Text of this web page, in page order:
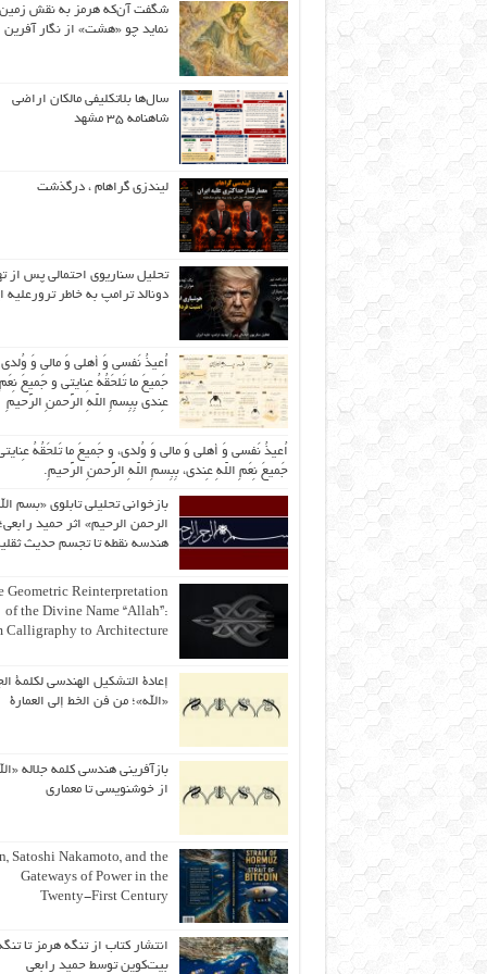
شگفت آن‌که هرمز به نقش زمین
نماید چو «هشت» از نگار آفرین
سال‌ها بلاتکلیفی مالکان اراضی
شاهنامه ۳۵ مشهد
لیندزی گراهام ، درگذشت
تحلیل سناریوی احتمالی پس از
دونالد ترامپ به خاطر ترورعلیه
اُعیذُ نَفسی وَ أهلی وَ مالی وَ
جَمیعَ ما تَلحَقُهُ عِنایتی و جَمیعَ نِعَمِ
عِندی بِبِسمِ اللّهِ الرَّحمنِ الرَّحیمِ
اُعیذُ نَفسی وَ أهلی وَ مالی وَ وُلدی، و جَمیعَ ما تَلحَقُهُ
جَمیعَ نِعَمِ اللّهِ عِندی، بِبِسمِ اللّهِ الرَّحمنِ الرَّحیمِ.
بازخوانی تحلیلی تابلوی «بسم
الرحمن الرحیم» اثر حمید رابعی؛
هندسه نقطه تا تجسم حدیث
Geometric Reinterpretation
of the Divine Name “Allah”:
Calligraphy to Architecture
إعادة التشكيل الهندسي لكلمة
«الله»؛ من فن الخط إلى العمارة
بازآفرینی هندسی کلمه جلاله
از خوشنویسی تا معماری
Satoshi Nakamoto, and the
Gateways of Power in the
Twenty-First Century
انتشار کتاب از تنگه هرمز تا
بیت‌کوین توسط حمید رابعی